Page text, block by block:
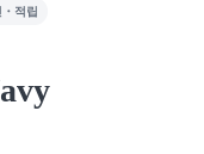
・적립